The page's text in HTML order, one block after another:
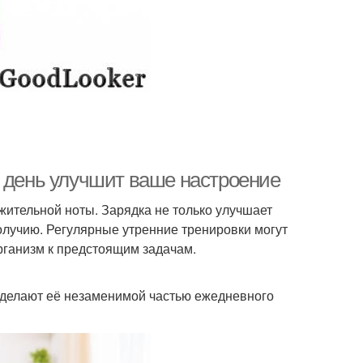
улучшит ваше настроение
ноты. Зарядка не только улучшает
Регулярные утренние тренировки могут
к предстоящим задачам.
её незаменимой частью ежедневного